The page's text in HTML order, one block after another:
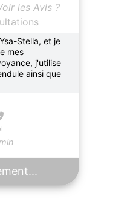
les Avis ?
Stella, et je
mes
j'utilise
ainsi que